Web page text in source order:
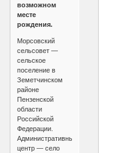
возможном
месте
рождения.
Морсовский
сельсовет —
сельское
поселение в
Земетчинском
районе
Пензенской
области
Российской
Федерации.
Административный
центр — село